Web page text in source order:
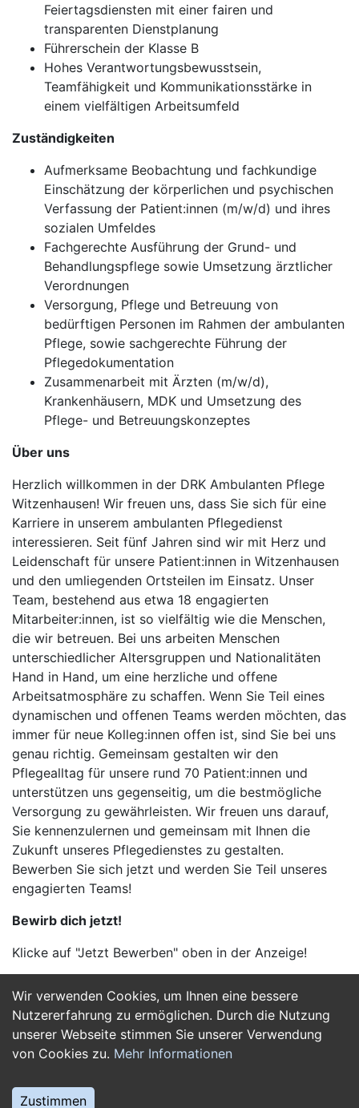
Wir verwenden Cookies, um Ihnen eine bessere
Nutzererfahrung zu ermöglichen. Durch die Nutzung
unserer Webseite stimmen Sie unserer Verwendung
von Cookies zu. Mehr Informationen
Zustimmen
Feiertagsdiensten mit einer fairen und
transparenten Dienstplanung
Führerschein der Klasse B
Hohes Verantwortungsbewusstsein,
Teamfähigkeit und Kommunikationsstärke in
einem vielfältigen Arbeitsumfeld
Zuständigkeiten
Aufmerksame Beobachtung und fachkundige
Einschätzung der körperlichen und psychischen
Verfassung der Patient:innen (m/w/d) und ihres
sozialen Umfeldes
Fachgerechte Ausführung der Grund- und
Behandlungspflege sowie Umsetzung ärztlicher
Verordnungen
Versorgung, Pflege und Betreuung von
bedürftigen Personen im Rahmen der ambulanten
Pflege, sowie sachgerechte Führung der
Pflegedokumentation
Zusammenarbeit mit Ärzten (m/w/d),
Krankenhäusern, MDK und Umsetzung des
Pflege- und Betreuungskonzeptes
Über uns
Herzlich willkommen in der DRK Ambulanten Pflege
Witzenhausen! Wir freuen uns, dass Sie sich für eine
Karriere in unserem ambulanten Pflegedienst
interessieren. Seit fünf Jahren sind wir mit Herz und
Leidenschaft für unsere Patient:innen in Witzenhausen
und den umliegenden Ortsteilen im Einsatz. Unser
Team, bestehend aus etwa 18 engagierten
Mitarbeiter:innen, ist so vielfältig wie die Menschen,
die wir betreuen. Bei uns arbeiten Menschen
unterschiedlicher Altersgruppen und Nationalitäten
Hand in Hand, um eine herzliche und offene
Arbeitsatmosphäre zu schaffen. Wenn Sie Teil eines
dynamischen und offenen Teams werden möchten, das
immer für neue Kolleg:innen offen ist, sind Sie bei uns
genau richtig. Gemeinsam gestalten wir den
Pflegealltag für unsere rund 70 Patient:innen und
unterstützen uns gegenseitig, um die bestmögliche
Versorgung zu gewährleisten. Wir freuen uns darauf,
Sie kennenzulernen und gemeinsam mit Ihnen die
Zukunft unseres Pflegedienstes zu gestalten.
Bewerben Sie sich jetzt und werden Sie Teil unseres
engagierten Teams!
Bewirb dich jetzt!
Klicke auf "Jetzt Bewerben" oben in der Anzeige!
Jetzt Bewerben